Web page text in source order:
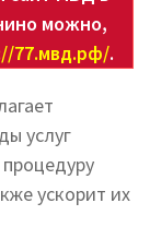
можно,
77.мвд.рф/.
услуг
ускорит их